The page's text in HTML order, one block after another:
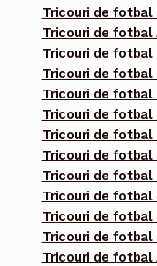
Tricouri de fotbal
Tricouri de fotbal
Tricouri de fotbal
Tricouri de fotbal
Tricouri de fotbal
Tricouri de fotbal
Tricouri de fotbal
Tricouri de fotbal
Tricouri de fotbal
Tricouri de fotbal
Tricouri de fotbal
Tricouri de fotbal
Tricouri de fotbal